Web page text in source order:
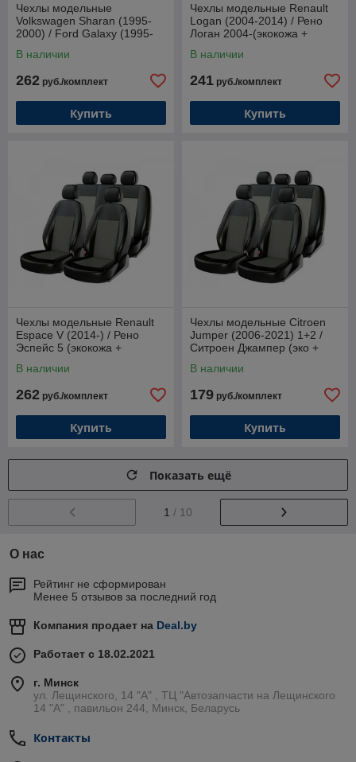
Чехлы модельные
Volkswagen Sharan (1995-
2000) / Ford Galaxy (1995-
жакк)
В наличии
262 руб./комплект
Купить
Чехлы модельные Renault
Logan (2004-2014) / Рено
Логан 2004-(экокожа +
В наличии
241 руб./комплект
Купить
Чехлы модельные Renault
Espace V (2014-) / Рено
Эспейс 5 (экокожа +
В наличии
262 руб./комплект
Купить
Чехлы модельные Citroen
Jumper (2006-2021) 1+2 /
Ситроен Джампер (эко +
В наличии
179 руб./комплект
Купить
Показать ещё
1 / 10
О нас
Рейтинг не сформирован
Менее 5 отзывов за последний год
Компания продает на Deal.by
Работает с 18.02.2021
г. Минск
ул. Лещинского, 14 "А" , ТЦ "Автозапчасти на Лещинcкого
14 "A" , павильон 244, Минск, Беларусь
Контакты